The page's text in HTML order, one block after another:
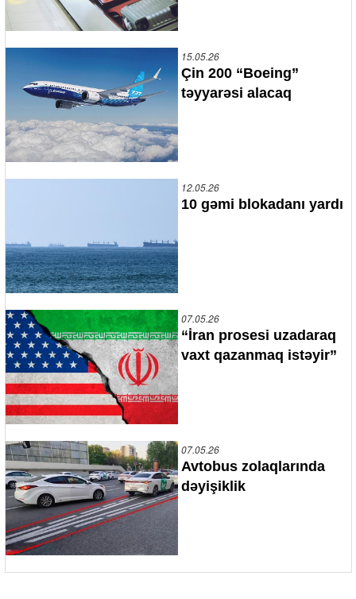
15.05.26
Çin 200 “Boeing”
təyyarəsi alacaq
12.05.26
10 gəmi blokadanı yardı
07.05.26
“İran prosesi uzadaraq
vaxt qazanmaq istəyir”
07.05.26
Avtobus zolaqlarında
dəyişiklik